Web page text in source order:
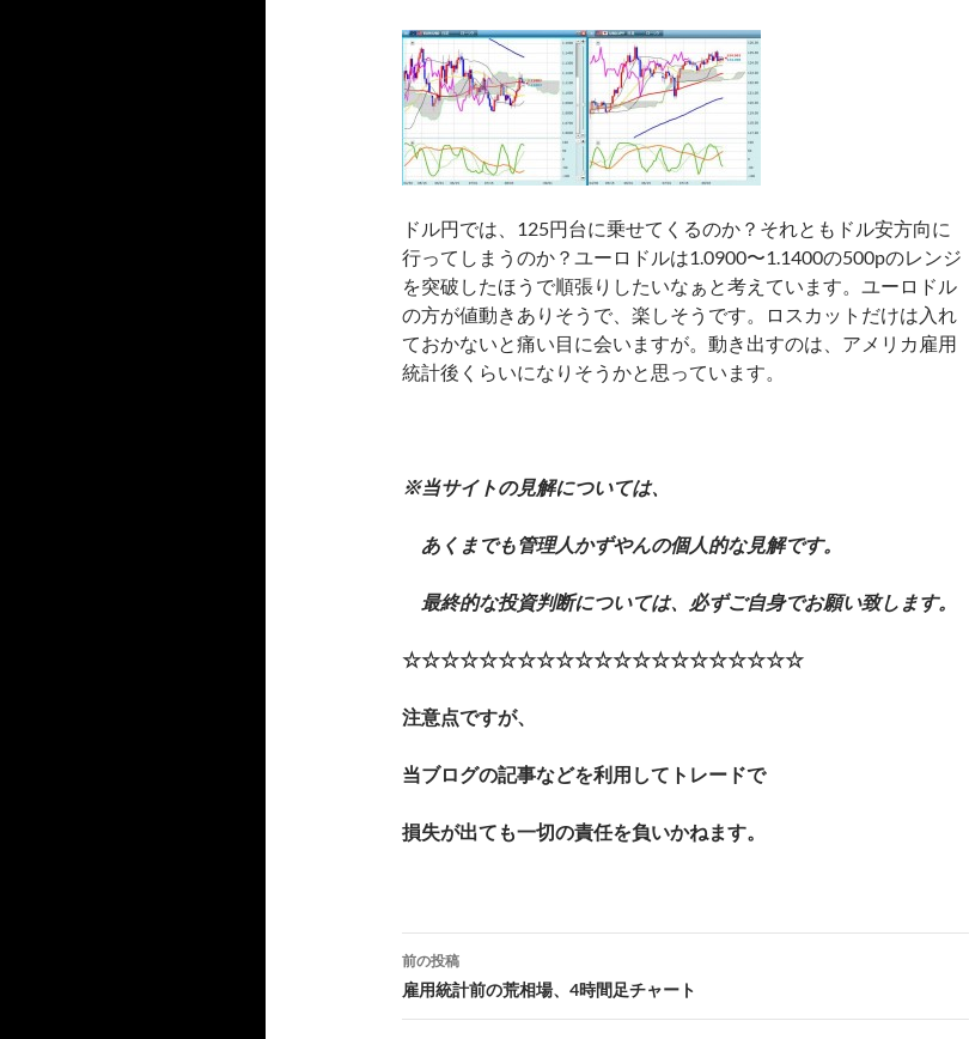
ドル円では、125円台に乗せてくるのか？それともドル安方向に
行ってしまうのか？ユーロドルは1.0900〜1.1400の500pのレンジ
を突破したほうで順張りしたいなぁと考えています。ユーロドル
の方が値動きありそうで、楽しそうです。ロスカットだけは入れ
ておかないと痛い目に会いますが。動き出すのは、アメリカ雇用
統計後くらいになりそうかと思っています。
※当サイトの見解については、
あくまでも管理人かずやんの個人的な見解です。
最終的な投資判断については、必ずご自身でお願い致します。
☆☆☆☆☆☆☆☆☆☆☆☆☆☆☆☆☆☆☆☆☆
注意点ですが、
当ブログの記事などを利用してトレードで
損失が出ても一切の責任を負いかねます。
投
稿
前の投稿
雇用統計前の荒相場、4時間足チャート